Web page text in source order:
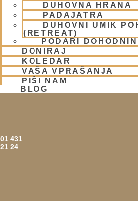
DUHOVNA HRANA
PADAJATRA
DUHOVNI UMIK
(RETREAT)
PODARI
DONIRAJ
KOLEDAR
VAŠA VPRAŠANJA
PIŠI NAM
BLOG
01 431
21 24